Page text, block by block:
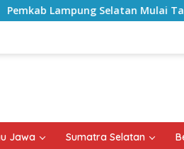
Mulai Tangani Jalan RA Basyid,
Jawa Sumatra Selatan